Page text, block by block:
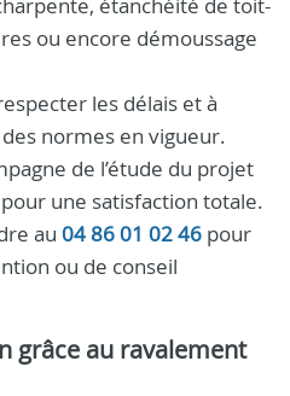
ou encore démoussage
les délais et à
normes en vigueur.
de l’étude du projet
une satisfaction totale.
au 04 86 01 02 46 pour
ou de conseil
grâce au ravalement